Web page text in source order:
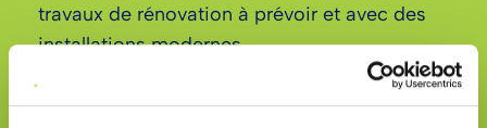
travaux de rénovation à prévoir et avec des
installations modernes
Exonération de taxe foncière pendant 2 ans
dans de nombreuses communes